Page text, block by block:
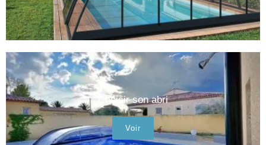
Choisir son abri
Voir